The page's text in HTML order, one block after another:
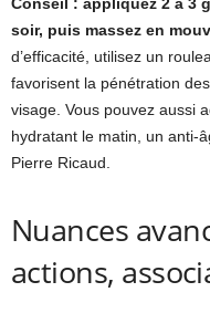
Conseil : appliquez 2 à 3
soir, puis massez en
d’efficacité, utilisez un
favorisent la pénétration
visage. Vous pouvez aussi
hydratant le matin, un anti-
Pierre Ricaud.
Nuances
actions,